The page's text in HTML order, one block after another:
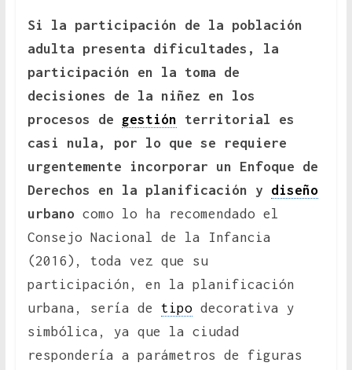
Si la participación de la población
adulta presenta dificultades, la
participación en la toma de
decisiones de la niñez en los
procesos de gestión territorial es
casi nula, por lo que se requiere
urgentemente incorporar un Enfoque de
Derechos en la planificación y diseño
urbano como lo ha recomendado el
Consejo Nacional de la Infancia
(2016), toda vez que su
participación, en la planificación
urbana, sería de tipodecorativa y
simbólica, ya que la ciudad
respondería a parámetros de figuras